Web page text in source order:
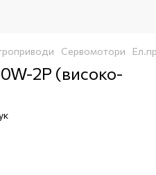
Сервомотори
2P (високо-